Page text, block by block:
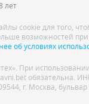
лет
cookie для того,
возможностей
об условиях
При
обязательна.
г. Москва, бульвар